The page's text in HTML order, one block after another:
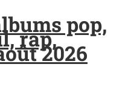
pop,
rap,
2026